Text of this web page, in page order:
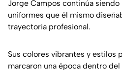
Jorge Campos continúa
uniformes que él mismo
trayectoria profesional.
Sus colores vibrantes y estilos
marcaron una época dentro